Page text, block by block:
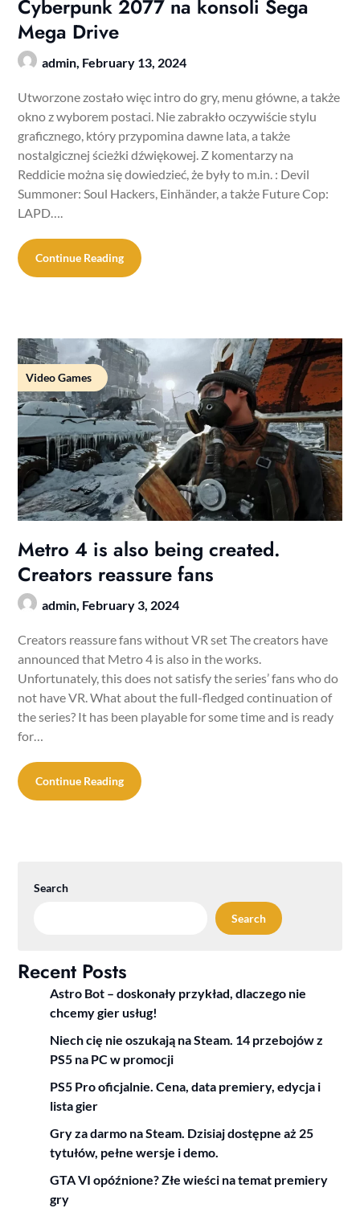
Cyberpunk 2077 na konsoli Sega
Mega Drive
admin, February 13, 2024
Utworzone zostało więc intro do gry, menu główne, a także
okno z wyborem postaci. Nie zabrakło oczywiście stylu
graficznego, który przypomina dawne lata, a także
nostalgicznej ścieżki dźwiękowej. Z komentarzy na
Reddicie można się dowiedzieć, że były to m.in. : Devil
Summoner: Soul Hackers, Einhänder, a także Future Cop:
LAPD….
Continue Reading
Video Games
Metro 4 is also being created.
Creators reassure fans
admin, February 3, 2024
Creators reassure fans without VR set The creators have
announced that Metro 4 is also in the works.
Unfortunately, this does not satisfy the series’ fans who do
not have VR. What about the full-fledged continuation of
the series? It has been playable for some time and is ready
for…
Continue Reading
Search
Search
Recent Posts
Astro Bot – doskonały przykład, dlaczego nie
chcemy gier usług!
Niech cię nie oszukają na Steam. 14 przebojów z
PS5 na PC w promocji
PS5 Pro oficjalnie. Cena, data premiery, edycja i
lista gier
Gry za darmo na Steam. Dzisiaj dostępne aż 25
tytułów, pełne wersje i demo.
GTA VI opóźnione? Złe wieści na temat premiery
gry